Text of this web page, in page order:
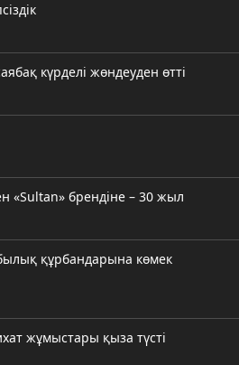
күрделі жөндеуден өтті
«Sultan» брендіне – 30 жыл
құрбандарына көмек
жұмыстары қыза түсті